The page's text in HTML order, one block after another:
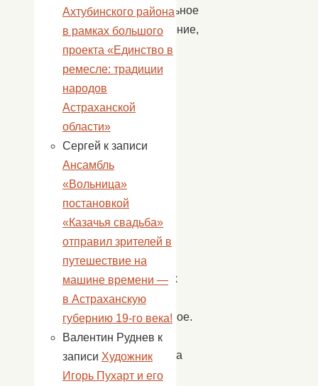
Музыкальное
оформление,
умение
найти
язык
публикой
отзыв
в
душах
сельчан,
умеющих
ценить
прекрасное.
Ведущая
праздника
Татьяна
Ахтубинского района
в рамках большого
проекта «Единство в
ремесле: традиции
народов
Астраханской
области»
Сергей к записи
Ансамбль
«Вольница»
постановкой
«Казачья свадьба»
отправил зрителей в
путешествие на
машине времени —
в Астраханскую
губернию 19-го века!
Валентин Руднев к
записи Художник
Игорь Пухарт и его